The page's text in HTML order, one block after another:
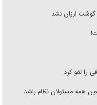
را لغو کرد
همه مسئولان نظام باشد